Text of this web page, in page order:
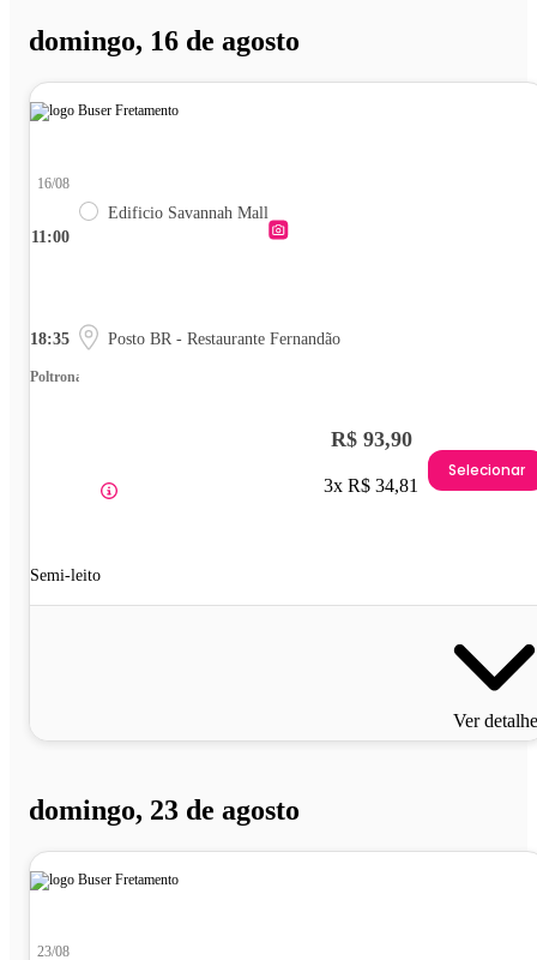
domingo, 16 de agosto
11:00
16/08
Edificio Savannah Mall
18:35 Posto BR - Restaurante Fernandão
Poltrona
Semi-leito
R$ 93,90
3x R$ 34,81
Selecionar
Ver
domingo, 23 de agosto
23/08